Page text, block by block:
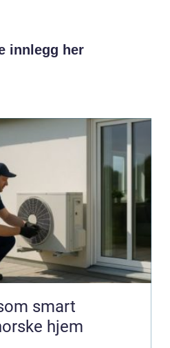
innlegg her
smart
hjem